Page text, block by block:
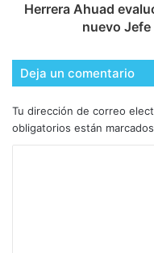
Herrera Ahuad
nuevo
Deja un comentario
Tu dirección de correo
obligatorios están